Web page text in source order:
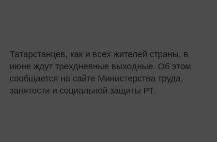
Татарстанцев, как и всех жителей страны, в
июне ждут трехдневные выходные. Об этом
сообщается на сайте Министерства труда,
занятости и социальной защиты РТ.